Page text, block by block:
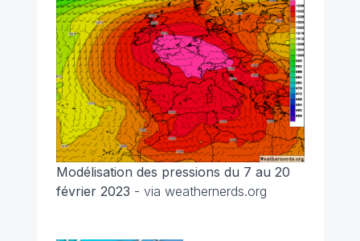
Modélisation des pressions du 7 au 20
février 2023 - via weathernerds.org